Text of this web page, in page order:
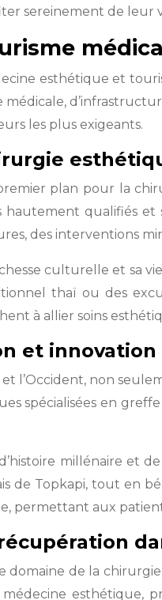
sereinement de leur
esthétique et
les plus exigeants.
plan pour la
qualifiés
des interventions
culturelle et sa
thaï ou des
à allier soins
et innovation
l’Occident, non
spécialisées en
millénaire
de Topkapi, tout en
permettant aux
domaine de la